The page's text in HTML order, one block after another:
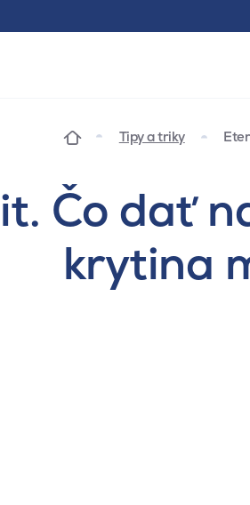
Tipy a triky
Čo dať
krytina